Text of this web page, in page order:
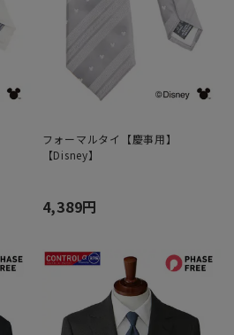
フォーマルタイ【慶事用】
【Disney】
4,389円